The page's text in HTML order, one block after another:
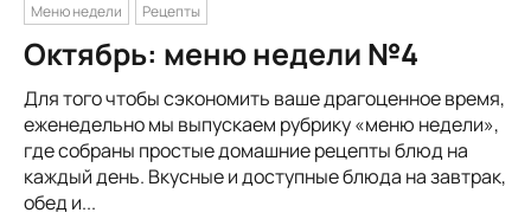
Меню недели Рецепты
Октябрь: меню недели №4
Для того чтобы сэкономить ваше драгоценное время,
еженедельно мы выпускаем рубрику «меню недели»,
где собраны простые домашние рецепты блюд на
каждый день. Вкусные и доступные блюда на завтрак,
обед и...